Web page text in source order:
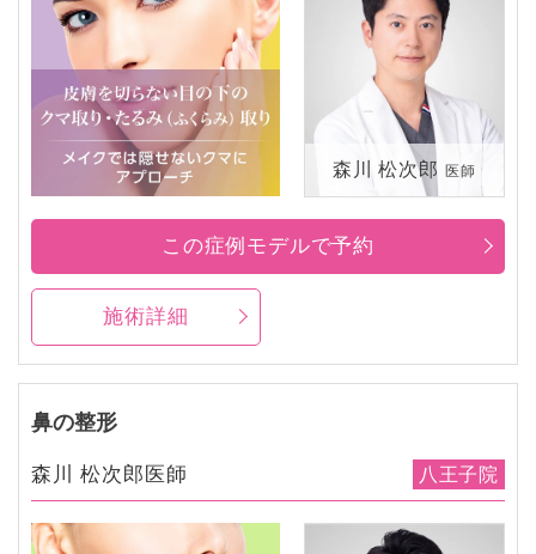
森川 松次郎 医師
施術詳細
この症例モデルで予約
鼻の整形
森川 松次郎医師 八王子院